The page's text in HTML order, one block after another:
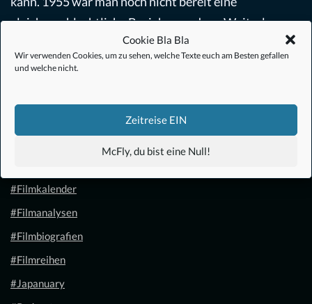
Cookie Bla Bla
Wir verwenden Cookies, um zu sehen, welche Texte euch am Besten gefallen
und welche nicht.
Zeitreise EIN
McFly, du bist eine Null!
gleichgeschlechtliche Beziehung oder…Weiterlesen »
#Filmkalender
#Filmanalysen
#Filmbiografien
#Filmreihen
#Japanuary